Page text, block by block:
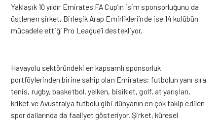
Yaklaşık 10 yıldır Emirates FA Cup’ın isim sponsorluğunu da
üstlenen şirket, Birleşik Arap Emirlikleri’nde ise 14 kulübün
mücadele ettiği Pro League’i destekliyor.
Havayolu sektöründeki en kapsamlı sponsorluk
portföylerinden birine sahip olan Emirates; futbolun yanı sıra
tenis, rugby, basketbol, yelken, bisiklet, golf, at yarışları,
kriket ve Avustralya futbolu gibi dünyanın en çok takip edilen
spor dallarında da faaliyet gösteriyor. Şirket, küresel